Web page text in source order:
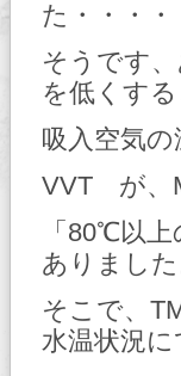
た・・・・
そうです
を低くする
吸入空気
VVT が、
「80℃以
ありました
そこで、
水温状況に